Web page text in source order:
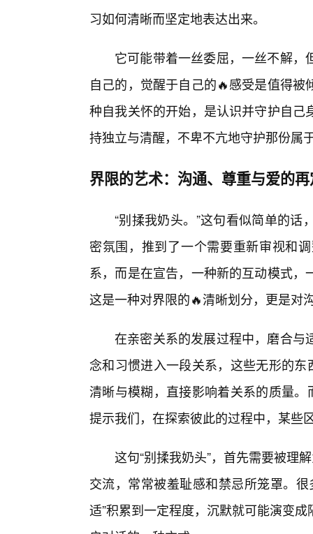
习如何清晰而坚定地表达出来。
它可能带着一丝委屈，一丝不解
自己的，觉醒于自己的🔥感受是值得
种自我关怀的开始，是认识并守护自
持独立与清醒，不卑不亢地守护那份属
界限的艺术：沟通、尊重与爱的
“别揉我奶头。”这句看似简单的
密氛围，推到了一个需要重新审视和
系，而是在宣告，一种新的互动模式
这是一种对界限的🔥清晰划分，更是对
在亲密关系的发展过程中，磨合与
念和习惯进入一段关系，这些无形的
清晰与模糊，直接影响着关系的质量
提示我们，在探索彼此的过程中，某些
这句“别揉我奶头”，首先需要被理
交流，常常被羞耻感和禁忌所笼罩。
适”积累到一定程度，沉默就可能演变